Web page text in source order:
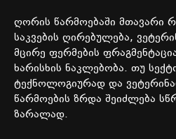
ღორის წარმოებაში მთავარი
საკვების ღირებულება,
მცირე ფერმების
ხარისხის ნაკლებობა. თუ
ტექნოლოგიურად და
წარმოების ზრდა შეიძლება
ზარალად.